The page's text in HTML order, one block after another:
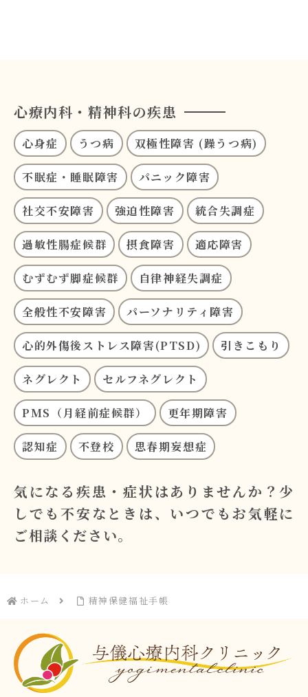
心療内科・精神科の疾患
心身症 うつ病 双極性障害 (躁うつ病)
不眠症・睡眠障害 パニック障害
社交不安障害 強迫性障害 統合失調症
過敏性腸症候群 摂食障害 適応障害
むずむず脚症候群 自律神経失調症
全般性不安障害 パーソナリティ障害
心的外傷後ストレス障害(PTSD) 引きこもり
ネグレクト セルフネグレクト
PMS（月経前症候群） 更年期障害
認知症 不登校 思春期妄想症
気になる疾患・症状はありませんか？少
しでも不安なときは、いつでもお気軽に
ご相談ください。
ホーム 精神保健福祉手帳